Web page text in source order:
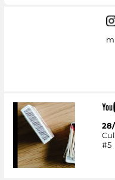
#5